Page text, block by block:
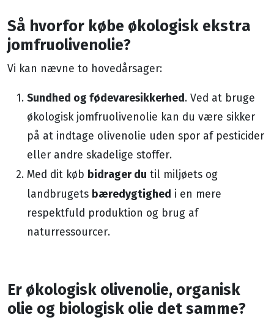
Så hvorfor købe økologisk ekstra
jomfruolivenolie?
Vi kan nævne to hovedårsager:
Sundhed og fødevaresikkerhed. Ved at bruge
økologisk jomfruolivenolie kan du være sikker
på at indtage olivenolie uden spor af pesticider
eller andre skadelige stoffer.
Med dit køb bidrager du til miljøets og
landbrugets bæredygtighed i en mere
respektfuld produktion og brug af
naturressourcer.
Er økologisk olivenolie, organisk
olie og biologisk olie det samme?